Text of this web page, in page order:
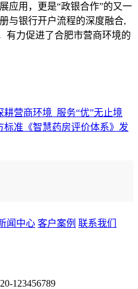
应用，更是“政银合作”的又一
与银行开户流程的深度融合,
有力促进了合肥市营商环境的
耕营商环境 服务“优”无止境
标准《智慧药房评价体系》发
闻中心 客户案例 联系我们
123456789